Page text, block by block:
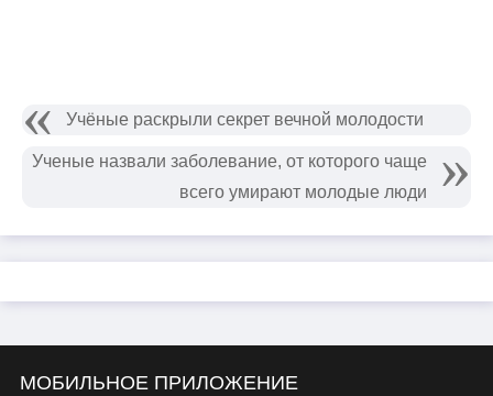
Учёные раскрыли секрет вечной молодости
Ученые назвали заболевание, от которого чаще
всего умирают молодые люди
МОБИЛЬНОЕ ПРИЛОЖЕНИЕ